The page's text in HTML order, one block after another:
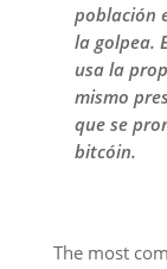
población
la golpea.
usa la
mismo
que se
bitcóin.
The most